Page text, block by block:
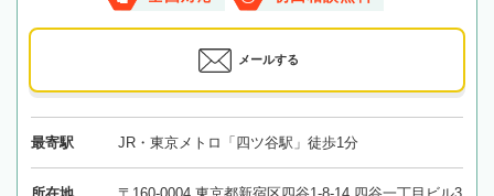
メールする
最寄駅 JR・東京メトロ「四ツ谷駅」徒歩1分